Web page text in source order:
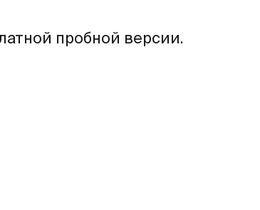
пробной версии.